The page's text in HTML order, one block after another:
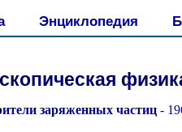
Энциклопедия
заряженных частиц -